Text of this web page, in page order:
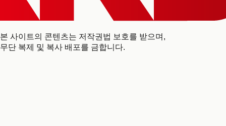
본 사이트의 콘텐츠는 저작권법 보호를 받으며,
무단 복제 및 복사 배포를 금합니다.